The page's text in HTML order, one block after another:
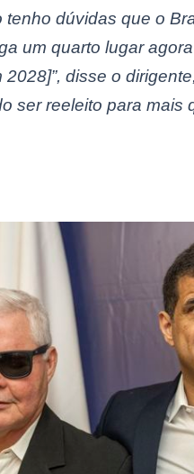
tenho dúvidas que o
um quarto lugar
disse o
ser reeleito para mais